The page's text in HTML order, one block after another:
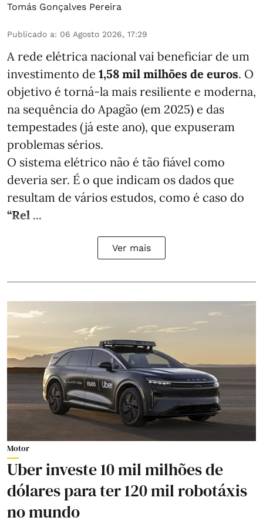
Tomás Gonçalves Pereira
Publicado a: 06 Agosto 2026, 17:29
A rede elétrica nacional vai beneficiar de um
investimento de 1,58 mil milhões de euros. O
objetivo é torná-la mais resiliente e moderna,
na sequência do Apagão (em 2025) e das
tempestades (já este ano), que expuseram
problemas sérios.
O sistema elétrico não é tão fiável como
deveria ser. É o que indicam os dados que
resultam de vários estudos, como é caso do
“Rel ...
Ver mais
Motor
Uber investe 10 mil milhões de
dólares para ter 120 mil robotáxis
no mundo